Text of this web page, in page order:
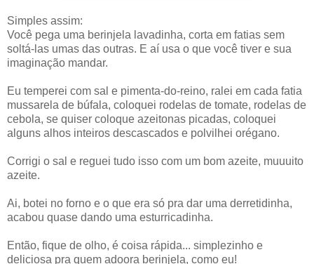
Simples assim:
Você pega uma berinjela lavadinha, corta em fatias sem
soltá-las umas das outras. E aí usa o que você tiver e sua
imaginação mandar.
Eu temperei com sal e pimenta-do-reino, ralei em cada fatia
mussarela de búfala, coloquei rodelas de tomate, rodelas de
cebola, se quiser coloque azeitonas picadas, coloquei
alguns alhos inteiros descascados e polvilhei orégano.
Corrigi o sal e reguei tudo isso com um bom azeite, muuuito
azeite.
Ai, botei no forno e o que era só pra dar uma derretidinha,
acabou quase dando uma esturricadinha.
Então, fique de olho, é coisa rápida... simplezinho e
deliciosa pra quem adoora berinjela, como eu!